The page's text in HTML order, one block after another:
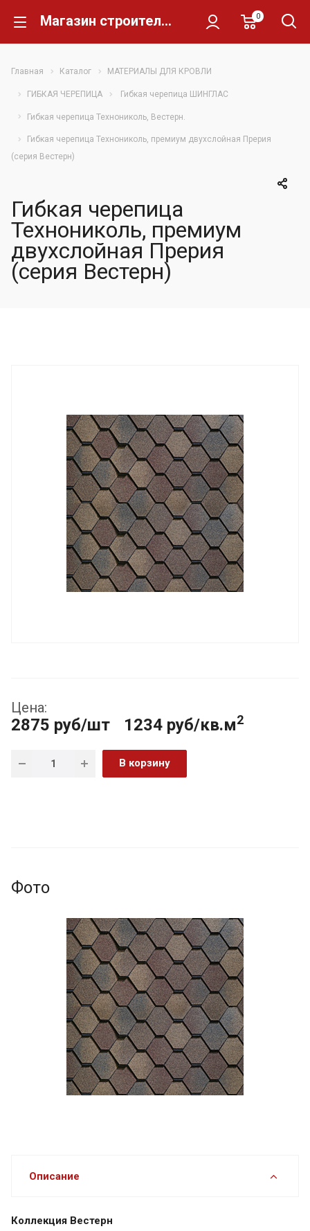
Магазин строительных материалов Склад Кирпича 0
Главная Каталог МАТЕРИАЛЫ ДЛЯ КРОВЛИ
ГИБКАЯ ЧЕРЕПИЦА Гибкая черепица ШИНГЛАС
Гибкая черепица Технониколь, Вестерн.
Гибкая черепица Технониколь, премиум двухслойная Прерия
(серия Вестерн)
Гибкая черепица
Технониколь, премиум
двухслойная Прерия
(серия Вестерн)
Цена:
2875 руб/шт 1234 руб/кв.м2
В корзину
Фото
Описание
Коллекция Вестерн